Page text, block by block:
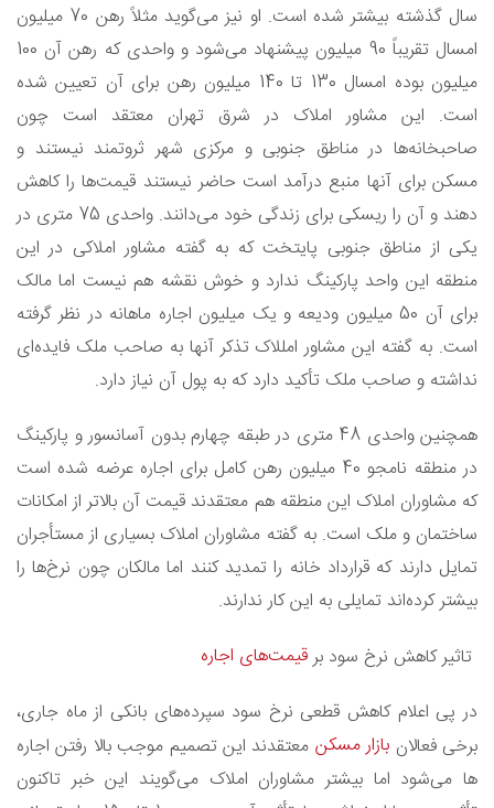
سال گذشته بیشتر شده است. او نیز می‌گوید مثلاً رهن 70 میلیون
امسال تقریباً 90 میلیون پیشنهاد می‌شود و واحدی که رهن آن 100
میلیون بوده امسال 130 تا 140 میلیون رهن برای آن تعیین شده
است. این مشاور املاک در شرق تهران معتقد است چون
صاحبخانه‌ها در مناطق جنوبی و مرکزی شهر ثروتمند نیستند و
مسکن برای آنها منبع درآمد است حاضر نیستند قیمت‌ها را کاهش
دهند و آن را ریسکی برای زندگی خود می‌دانند. واحدی 75 متری در
یکی از مناطق جنوبی پایتخت که به گفته مشاور املاکی در این
منطقه این واحد پارکینگ ندارد و خوش نقشه هم نیست اما مالک
برای آن 50 میلیون ودیعه و یک میلیون اجاره ماهانه در نظر گرفته
است. به گفته این مشاور امللاک تذکر آنها به صاحب ملک فایده‌ای
نداشته و صاحب ملک تأکید دارد که به پول آن نیاز دارد.
همچنین واحدی 48 متری در طبقه چهارم بدون آسانسور و پارکینگ
در منطقه نامجو 40 میلیون رهن کامل برای اجاره عرضه شده است
که مشاوران املاک این منطقه هم معتقدند قیمت آن بالاتر از امکانات
ساختمان و ملک است. به گفته مشاوران املاک بسیاری از مستأجران
تمایل دارند که قرارداد خانه را تمدید کنند اما مالکان چون نرخ‌ها را
بیشتر کرده‌اند تمایلی به این کار ندارند.
تاثیر کاهش نرخ سود برقیمت‌های اجاره
در پی اعلام کاهش قطعی نرخ سود سپرده‌های بانکی از ماه جاری،
برخی فعالان بازار مسکن معتقدند این تصمیم موجب بالا رفتن اجاره
ها می‌شود اما بیشتر مشاوران املاک می‌گویند این خبر تاکنون